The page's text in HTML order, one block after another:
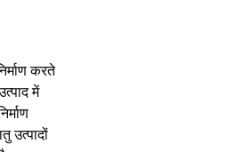
करते
में
उत्पादों